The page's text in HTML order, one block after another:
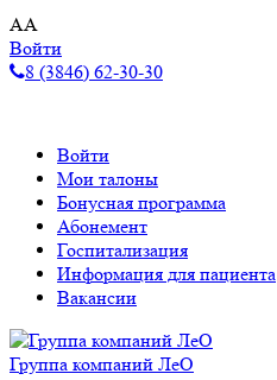
AA
Войти
8 (3846) 62-30-30
Войти
Мои талоны
Бонусная программа
Абонемент
Госпитализация
Информация для пациента
Вакансии
Группа компаний ЛеО